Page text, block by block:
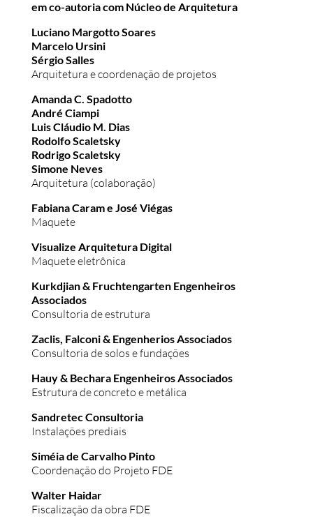
em co-autoria com Núcleo de Arquitetura
Luciano Margotto Soares
Marcelo Ursini
Sérgio Salles
Arquitetura e coordenação de projetos
Amanda C. Spadotto
André Ciampi
Luis Cláudio M. Dias
Rodolfo Scaletsky
Rodrigo Scaletsky
Simone Neves
Arquitetura (colaboração)
Fabiana Caram e José Viégas
Maquete
Visualize Arquitetura Digital
Maquete eletrônica
Kurkdjian & Fruchtengarten Engenheiros
Associados
Consultoria de estrutura
Zaclis, Falconi & Engenherios Associados
Consultoria de solos e fundações
Hauy & Bechara Engenheiros Associados
Estrutura de concreto e metálica
Sandretec Consultoria
Instalações prediais
Siméia de Carvalho Pinto
Coordenação do Projeto FDE
Walter Haidar
Fiscalização da obra FDE